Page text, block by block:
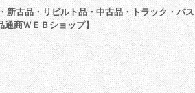
新古品・リビルト品・中古品・トラック・バス
通商ＷＥＢショップ】